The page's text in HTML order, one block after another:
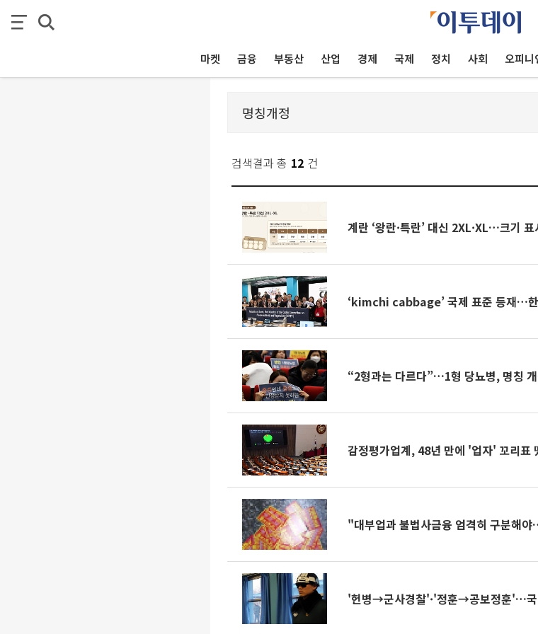
마켓 금융 부동산 산업 경제 국제 정치 사회 오피니
검색결과 총 12 건
계란 ‘왕란·특란’ 대신 2XL·XL…크기
‘kimchi cabbage’ 국제 표준 등재…
“2형과는 다르다”…1형 당뇨병, 명칭
감정평가업계, 48년 만에 '업자' 꼬리표
"대부업과 불법사금융 엄격히 구분해
'헌병→군사경찰'·'정훈→공보정훈'…국